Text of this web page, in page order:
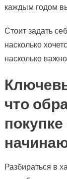
каждым годом
Стоит задать
насколько
насколько
что
Разбираться в